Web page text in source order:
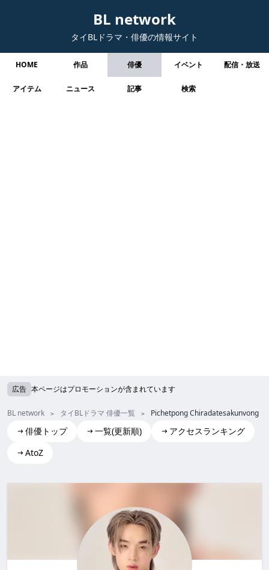
BL network
タイBLドラマ・俳優の情報サイト
HOME 作品 俳優 イベント 配信・放送
アイテム ニュース 記事 検索
広告 本ページはプロモーションが含まれています
BL network タイBLドラマ 俳優一覧 Pichetpong Chiradatesakunvong（
俳優トップ 一覧(更新順)
アクセスランキング
AtoZ